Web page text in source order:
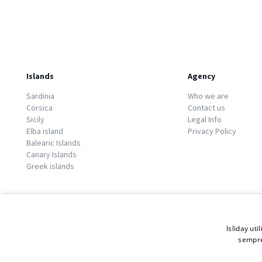
Islands
Sardinia
Corsica
Sicily
Elba island
Balearic Islands
Canary Islands
Greek islands
Agency
Who we are
Contact us
Legal Info
Privacy Policy
© 2026 Copyright GATE S.r.l - Via G. Cacciò 5 - 57034 Portoferraio -
Isliday